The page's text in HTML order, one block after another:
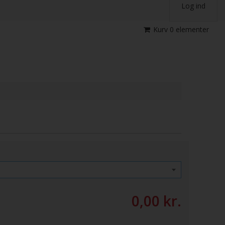
Log ind
Kurv 0 elementer
0,00 kr.